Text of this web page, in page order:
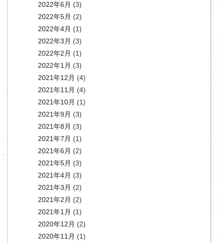
2022年6月 (3)
2022年5月 (2)
2022年4月 (1)
2022年3月 (3)
2022年2月 (1)
2022年1月 (3)
2021年12月 (4)
2021年11月 (4)
2021年10月 (1)
2021年9月 (3)
2021年8月 (3)
2021年7月 (1)
2021年6月 (2)
2021年5月 (3)
2021年4月 (3)
2021年3月 (2)
2021年2月 (2)
2021年1月 (1)
2020年12月 (2)
2020年11月 (1)